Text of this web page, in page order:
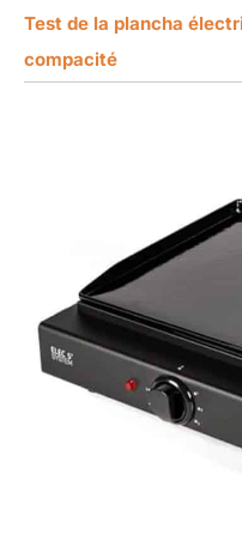
Test de la plancha
compacité